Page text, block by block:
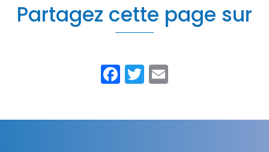
Partagez cette page sur
Facebook
Twitter